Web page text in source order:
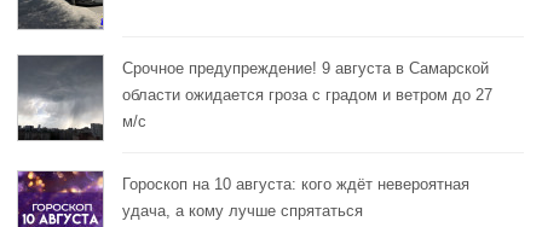
Срочное предупреждение! 9 августа в Самарской
области ожидается гроза с градом и ветром до 27
м/с
Гороскоп на 10 августа: кого ждёт невероятная
удача, а кому лучше спрятаться